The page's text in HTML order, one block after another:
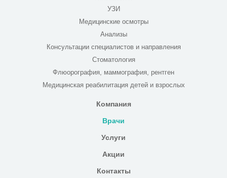
УЗИ
Медицинские осмотры
Анализы
Консультации специалистов и направления
Стоматология
Флюорография, маммография, рентген
Медицинская реабилитация детей и взрослых
Компания
Врачи
Услуги
Акции
Контакты